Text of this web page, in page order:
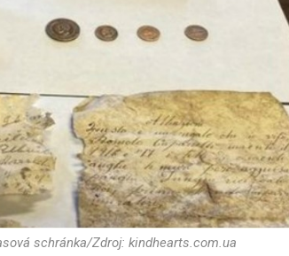
schránka/Zdroj: kindhearts.com.ua